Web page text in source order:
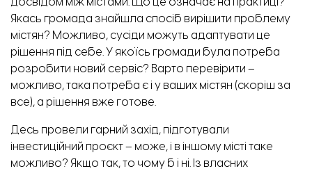
досвідом між містами. Що це означає на практиці?
Якась громада знайшла спосіб вирішити проблему
містян? Можливо, сусіди можуть адаптувати це
рішення під себе. У якоїсь громади була потреба
розробити новий сервіс? Варто перевірити –
можливо, така потреба є і у ваших містян (скоріш за
все), а рішення вже готове.
Десь провели гарний захід, підготували
інвестиційний проєкт – може, і в іншому місті таке
можливо? Якщо так, то чому б і ні. Із власних